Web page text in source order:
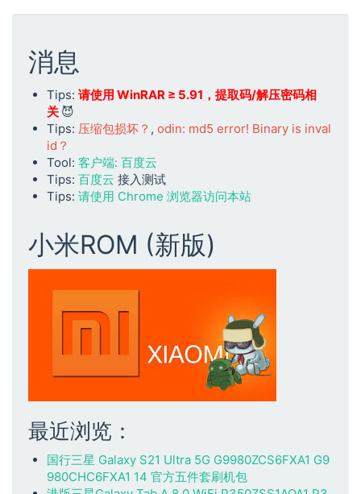
消息
Tips: 请使用 WinRAR ≥ 5.91，提取码/解压密码相
关 😈
Tips: 压缩包损坏？ , odin: md5 error! Binary is inval
id？
Tool: 客户端: 百度云
Tips: 百度云 接入测试
Tips: 请使用 Chrome 浏览器访问本站
小米ROM (新版)
最近浏览：
国行三星 Galaxy S21 Ultra 5G G9980ZCS6FXA1 G9
980CHC6FXA1 14 官方五件套刷机包